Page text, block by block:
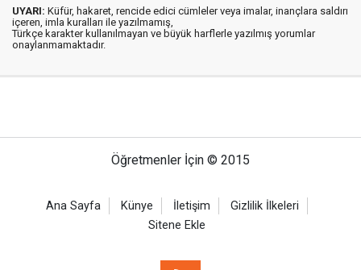
UYARI: Küfür, hakaret, rencide edici cümleler veya imalar, inançlara saldırı
içeren, imla kuralları ile yazılmamış,
Türkçe karakter kullanılmayan ve büyük harflerle yazılmış yorumlar
onaylanmamaktadır.
Öğretmenler İçin © 2015
Ana Sayfa Künye İletişim
Gizlilik İlkeleri
Sitene Ekle